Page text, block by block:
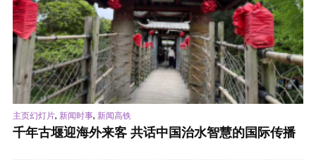
主页幻灯片, 新闻时事, 新闻高铁
千年古堰迎海外来客 共话中国治水智慧的国际传播